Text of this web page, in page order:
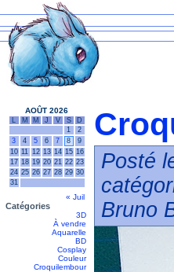
AOÛT 2026
L M M J V S
D
1
2
3
4 5 6 7 8
9
10 11 12 13 14 15 16
17 18 19 20 21 22 23
24 25 26 27 28 29 30
31
« Juil
Catégories
3D
À vendre
Aquarelle
BD
Cosplay
Couleur
Croquilembour
Posté
Bruno